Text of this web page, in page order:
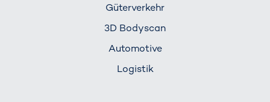
Güterverkehr
3D Bodyscan
Automotive
Logistik